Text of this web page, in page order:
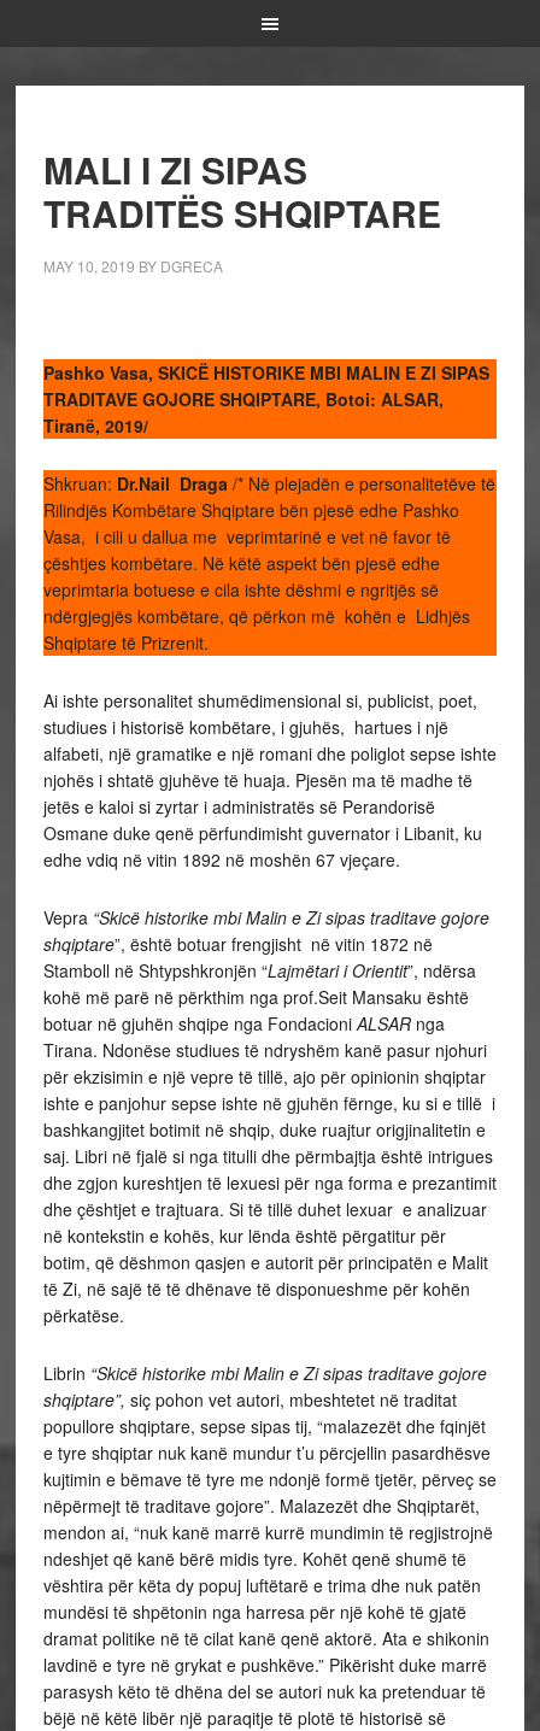
MALI I ZI SIPAS
TRADITËS SHQIPTARE
MAY 10, 2019 BY DGRECA
Pashko Vasa, SKICË HISTORIKE MBI MALIN E ZI SIPAS
TRADITAVE GOJORE SHQIPTARE, Botoi: ALSAR,
Tiranë, 2019/
Shkruan: Dr.Nail Draga/* Në plejadën e personalitetëve të
Rilindjës Kombëtare Shqiptare bën pjesë edhe Pashko
Vasa, i cili u dallua me veprimtarinë e vet në favor të
çështjes kombëtare. Në këtë aspekt bën pjesë edhe
veprimtaria botuese e cila ishte dëshmi e ngritjës së
ndërgjegjës kombëtare, që përkon më kohën e Lidhjës
Shqiptare të Prizrenit.
Ai ishte personalitet shumëdimensional si, publicist, poet,
studiues i historisë kombëtare, i gjuhës, hartues i një
alfabeti, një gramatike e një romani dhe poliglot sepse ishte
njohës i shtatë gjuhëve të huaja. Pjesën ma të madhe të
jetës e kaloi si zyrtar i administratës së Perandorisë
Osmane duke qenë përfundimisht guvernator i Libanit, ku
edhe vdiq në vitin 1892 në moshën 67 vjeçare.
Vepra “Skicë historike mbi Malin e Zi sipas traditave gojore
shqiptare”, është botuar frengjisht në vitin 1872 në
Stamboll në Shtypshkronjën “Lajmëtari i Orientit”, ndërsa
kohë më parë në përkthim nga prof.Seit Mansaku është
botuar në gjuhën shqipe nga FondacioniALSARnga
Tirana. Ndonëse studiues të ndryshëm kanë pasur njohuri
për ekzisimin e një vepre të tillë, ajo për opinionin shqiptar
ishte e panjohur sepse ishte në gjuhën fërnge, ku si e tillë i
bashkangjitet botimit në shqip, duke ruajtur origjinalitetin e
saj. Libri në fjalë si nga titulli dhe përmbajtja është intrigues
dhe zgjon kureshtjen të lexuesi për nga forma e prezantimit
dhe çështjet e trajtuara. Si të tillë duhet lexuar e analizuar
në kontekstin e kohës, kur lënda është përgatitur për
botim, që dëshmon qasjen e autorit për principatën e Malit
të Zi, në sajë të të dhënave të disponueshme për kohën
përkatëse.
Librin “Skicë historike mbi Malin e Zi sipas traditave gojore
shqiptare”, siç pohon vet autori, mbeshtetet në traditat
popullore shqiptare, sepse sipas tij, “malazezët dhe fqinjët
e tyre shqiptar nuk kanë mundur t’u përcjellin pasardhësve
kujtimin e bëmave të tyre me ndonjë formë tjetër, përveç se
nëpërmejt të traditave gojore”. Malazezët dhe Shqiptarët,
mendon ai, “nuk kanë marrë kurrë mundimin të regjistrojnë
ndeshjet që kanë bërë midis tyre. Kohët qenë shumë të
vështira për këta dy popuj luftëtarë e trima dhe nuk patën
mundësi të shpëtonin nga harresa për një kohë të gjatë
dramat politike në të cilat kanë qenë aktorë. Ata e shikonin
lavdinë e tyre në grykat e pushkëve.” Pikërisht duke marrë
parasysh këto të dhëna del se autori nuk ka pretenduar të
bëjë në këtë libër një paraqitje të plotë të historisë së